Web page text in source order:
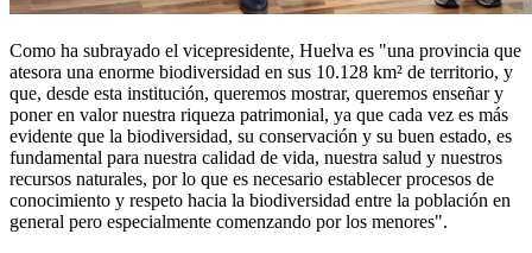
Como ha subrayado el vicepresidente, Huelva es "una provincia que
atesora una enorme biodiversidad en sus 10.128 km² de territorio, y
que, desde esta institución, queremos mostrar, queremos enseñar y
poner en valor nuestra riqueza patrimonial, ya que cada vez es más
evidente que la biodiversidad, su conservación y su buen estado, es
fundamental para nuestra calidad de vida, nuestra salud y nuestros
recursos naturales, por lo que es necesario establecer procesos de
conocimiento y respeto hacia la biodiversidad entre la población en
general pero especialmente comenzando por los menores".